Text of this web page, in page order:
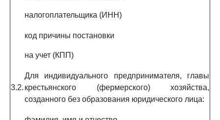
налогоплательщика (ИНН)
код причины постановки
на учет (КПП)
3.2.
Для индивидуального предпринимателя, главы
крестьянского (фермерского) хозяйства,
созданного без образования юридического лица: